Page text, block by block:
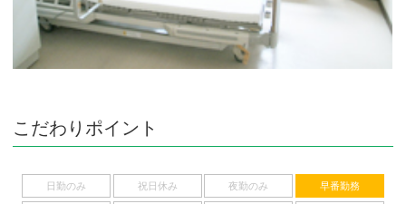
こだわりポイント
日勤のみ 祝日休み 夜勤のみ 早番勤務